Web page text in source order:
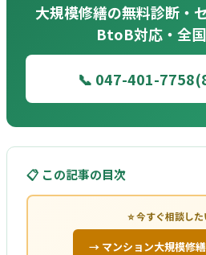
大規模修繕の無料診断・
BtoB対応・全
📞 047-401-
📋 この記事の目次
⭐ 今すぐ相談し
→ マンション大規模修